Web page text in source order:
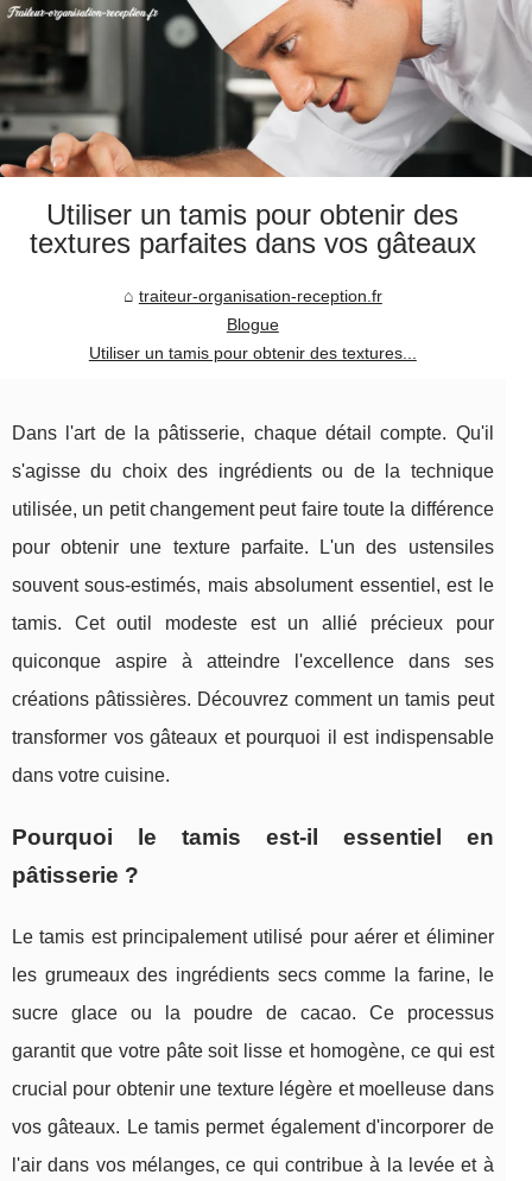
Utiliser un tamis pour obtenir des
textures parfaites dans vos gâteaux
traiteur-organisation-reception.fr
Blogue
Utiliser un tamis pour obtenir des textures...
Dans l'art de la pâtisserie, chaque détail compte. Qu'il
s'agisse du choix des ingrédients ou de la technique
utilisée, un petit changement peut faire toute la différence
pour obtenir une texture parfaite. L'un des ustensiles
souvent sous-estimés, mais absolument essentiel, est le
tamis. Cet outil modeste est un allié précieux pour
quiconque aspire à atteindre l'excellence dans ses
créations pâtissières. Découvrez comment un tamis peut
transformer vos gâteaux et pourquoi il est indispensable
dans votre cuisine.
Pourquoi le tamis est-il essentiel en
pâtisserie ?
Le tamis est principalement utilisé pour aérer et éliminer
les grumeaux des ingrédients secs comme la farine, le
sucre glace ou la poudre de cacao. Ce processus
garantit que votre pâte soit lisse et homogène, ce qui est
crucial pour obtenir une texture légère et moelleuse dans
vos gâteaux. Le tamis permet également d'incorporer de
l'air dans vos mélanges, ce qui contribue à la levée et à